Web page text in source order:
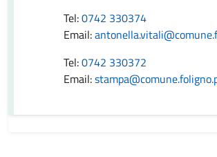
Tel:0742 330374
Email:
Tel:0742 330372
Email: